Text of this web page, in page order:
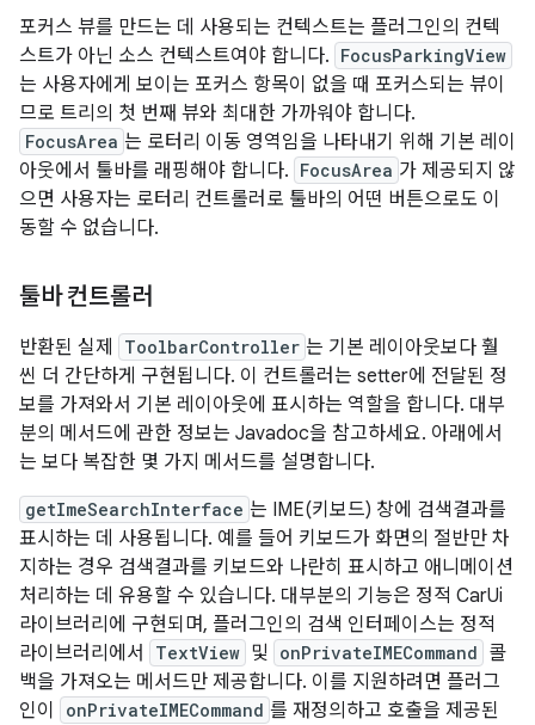
포커스 뷰를 만드는 데 사용되는 컨텍스트는 플러그인의 컨텍
스트가 아닌 소스 컨텍스트여야 합니다. FocusParkingView
는 사용자에게 보이는 포커스 항목이 없을 때 포커스되는 뷰이
므로 트리의 첫 번째 뷰와 최대한 가까워야 합니다.
FocusArea 는 로터리 이동 영역임을 나타내기 위해 기본 레이
아웃에서 툴바를 래핑해야 합니다. FocusArea 가 제공되지 않
으면 사용자는 로터리 컨트롤러로 툴바의 어떤 버튼으로도 이
동할 수 없습니다.
툴바 컨트롤러
반환된 실제 ToolbarController 는 기본 레이아웃보다 훨
씬 더 간단하게 구현됩니다. 이 컨트롤러는 setter에 전달된 정
보를 가져와서 기본 레이아웃에 표시하는 역할을 합니다. 대부
분의 메서드에 관한 정보는 Javadoc을 참고하세요. 아래에서
는 보다 복잡한 몇 가지 메서드를 설명합니다.
getImeSearchInterface 는 IME(키보드) 창에 검색결과를
표시하는 데 사용됩니다. 예를 들어 키보드가 화면의 절반만 차
지하는 경우 검색결과를 키보드와 나란히 표시하고 애니메이션
처리하는 데 유용할 수 있습니다. 대부분의 기능은 정적 CarUi
라이브러리에 구현되며, 플러그인의 검색 인터페이스는 정적
라이브러리에서
TextView 및 onPrivateIMECommand 콜
백을 가져오는 메서드만 제공합니다. 이를 지원하려면 플러그
인이
onPrivateIMECommand 를 재정의하고 호출을 제공된